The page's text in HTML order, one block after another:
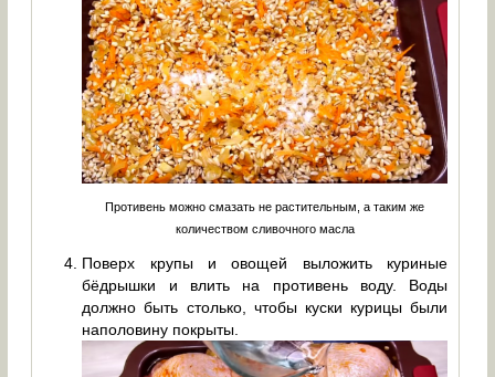
Противень можно смазать не растительным, а таким же
количеством сливочного масла
Поверх крупы и овощей выложить куриные
бёдрышки и влить на противень воду. Воды
должно быть столько, чтобы куски курицы были
наполовину покрыты.